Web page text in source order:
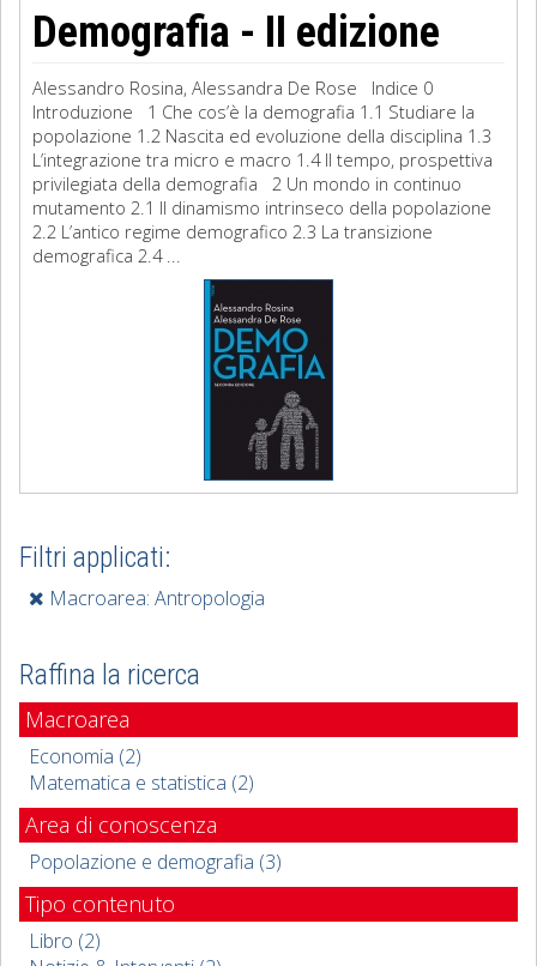
Demografia - II edizione
Alessandro Rosina, Alessandra De Rose Indice 0
Introduzione 1 Che cos’è la demografia 1.1 Studiare la
popolazione 1.2 Nascita ed evoluzione della disciplina 1.3
L’integrazione tra micro e macro 1.4 Il tempo, prospettiva
privilegiata della demografia 2 Un mondo in continuo
mutamento 2.1 Il dinamismo intrinseco della popolazione
2.2 L’antico regime demografico 2.3 La transizione
demografica 2.4 ...
Filtri applicati:
Macroarea: Antropologia
Raffina la ricerca
Macroarea
Economia (2)
Matematica e statistica (2)
Area di conoscenza
Popolazione e demografia (3)
Tipo contenuto
Libro (2)